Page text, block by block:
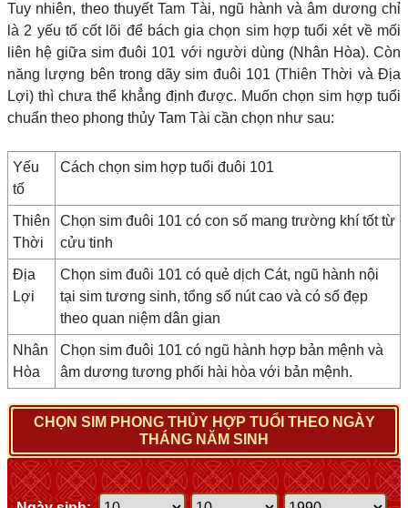
Tuy nhiên, theo thuyết Tam Tài, ngũ hành và âm dương chỉ
là 2 yếu tố cốt lõi để bách gia chọn sim hợp tuổi xét về mối
liên hệ giữa sim đuôi 101 với người dùng (Nhân Hòa). Còn
năng lượng bên trong dãy sim đuôi 101 (Thiên Thời và Địa
Lợi) thì chưa thể khẳng định được. Muốn chọn sim hợp tuổi
chuẩn theo phong thủy Tam Tài cần chọn như sau:
Yếu
tố
Cách chọn sim hợp tuổi đuôi 101
Thiên
Thời
Chọn sim đuôi 101 có con số mang trường khí tốt từ
cửu tinh
Địa
Lợi
Chọn sim đuôi 101 có quẻ dịch Cát, ngũ hành nội
tại sim tương sinh, tổng số nút cao và có số đẹp
theo quan niệm dân gian
Nhân
Hòa
Chọn sim đuôi 101 có ngũ hành hợp bản mệnh và
âm dương tương phối hài hòa với bản mệnh.
CHỌN SIM PHONG THỦY HỢP TUỔI THEO NGÀY
THÁNG NĂM SINH